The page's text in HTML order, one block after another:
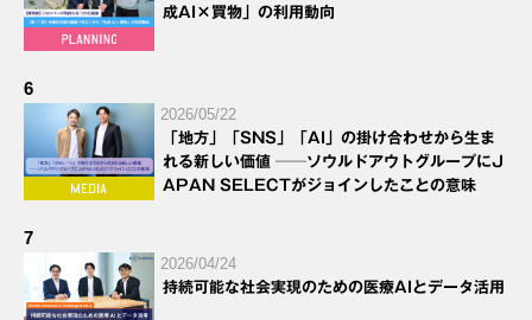
成AI×買物」の利用動向
6
2026/05/22
「地方」「SNS」「AI」の掛け合わせから生ま
れる新しい価値 ──ソウルドアウトグループにJ
APAN SELECTがジョインしたことの意味
7
2026/04/24
持続可能な社会実現のための医療AIとデータ活用